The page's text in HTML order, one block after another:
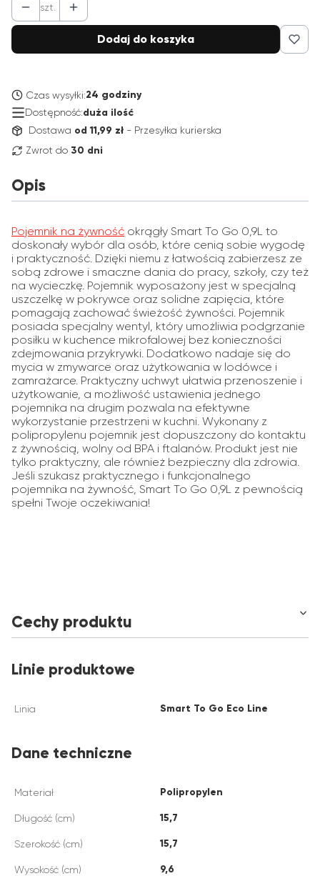
szt.
Dodaj do koszyka
Czas wysyłki:24 godziny
Dostępność:duża ilość
Dostawa od 11,99 zł - Przesyłka kurierska
Zwrot do 30 dni
Opis
Pojemnik na żywność okrągły Smart To Go 0,9L to
doskonały wybór dla osób, które cenią sobie wygodę
i praktyczność. Dzięki niemu z łatwością zabierzesz ze
sobą zdrowe i smaczne dania do pracy, szkoły, czy też
na wycieczkę. Pojemnik wyposażony jest w specjalną
uszczelkę w pokrywce oraz solidne zapięcia, które
pomagają zachować świeżość żywności. Pojemnik
posiada specjalny wentyl, który umożliwia podgrzanie
posiłku w kuchence mikrofalowej bez konieczności
zdejmowania przykrywki. Dodatkowo nadaje się do
mycia w zmywarce oraz użytkowania w lodówce i
zamrażarce. Praktyczny uchwyt ułatwia przenoszenie i
użytkowanie, a możliwość ustawienia jednego
pojemnika na drugim pozwala na efektywne
wykorzystanie przestrzeni w kuchni. Wykonany z
polipropylenu pojemnik jest dopuszczony do kontaktu
z żywnością, wolny od BPA i ftalanów. Produkt jest nie
tylko praktyczny, ale również bezpieczny dla zdrowia.
Jeśli szukasz praktycznego i funkcjonalnego
pojemnika na żywność, Smart To Go 0,9L z pewnością
spełni Twoje oczekiwania!
Cechy produktu
Linie produktowe
Linia Smart To Go Eco Line
Dane techniczne
Materiał Polipropylen
Długość (cm) 15,7
Szerokość (cm) 15,7
Wysokość (cm) 9,6